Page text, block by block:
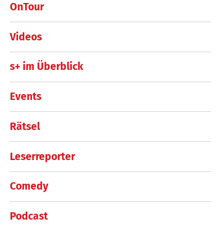
OnTour
Videos
s+ im Überblick
Events
Rätsel
Leserreporter
Comedy
Podcast